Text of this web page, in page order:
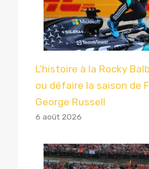
L’histoire à la Rocky
ou défaire la saison de
George Russell
6 août 2026